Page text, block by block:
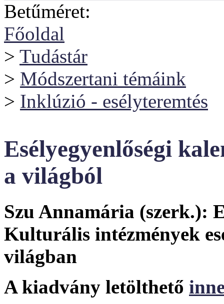
Betűméret:
Főoldal
> Tudástár
> Módszertani témáink
> Inklúzió - esélyteremtés
Esélyegyenlőségi
a világból
Szu Annamária (szerk.):
Kulturális intézmények
világban
A kiadvány letölthető